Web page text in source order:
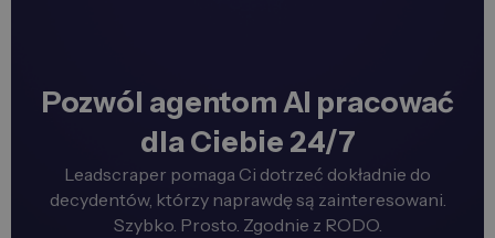
Pozwól agentom AI pracować
dla Ciebie 24/7
Leadscraper pomaga Ci dotrzeć dokładnie do
decydentów, którzy naprawdę są zainteresowani.
Szybko. Prosto. Zgodnie z RODO.